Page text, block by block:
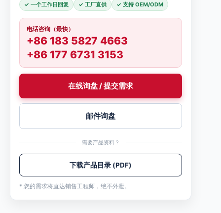
✓ 一个工作日回复 ✓ 工厂直供 ✓ 支持 OEM/ODM
电话咨询（最快）
+86 183 5827 4663
+86 177 6731 3153
在线询盘 / 提交需求
邮件询盘
需要产品资料？
下载产品目录 (PDF)
* 您的需求将直达销售工程师，绝不外泄。